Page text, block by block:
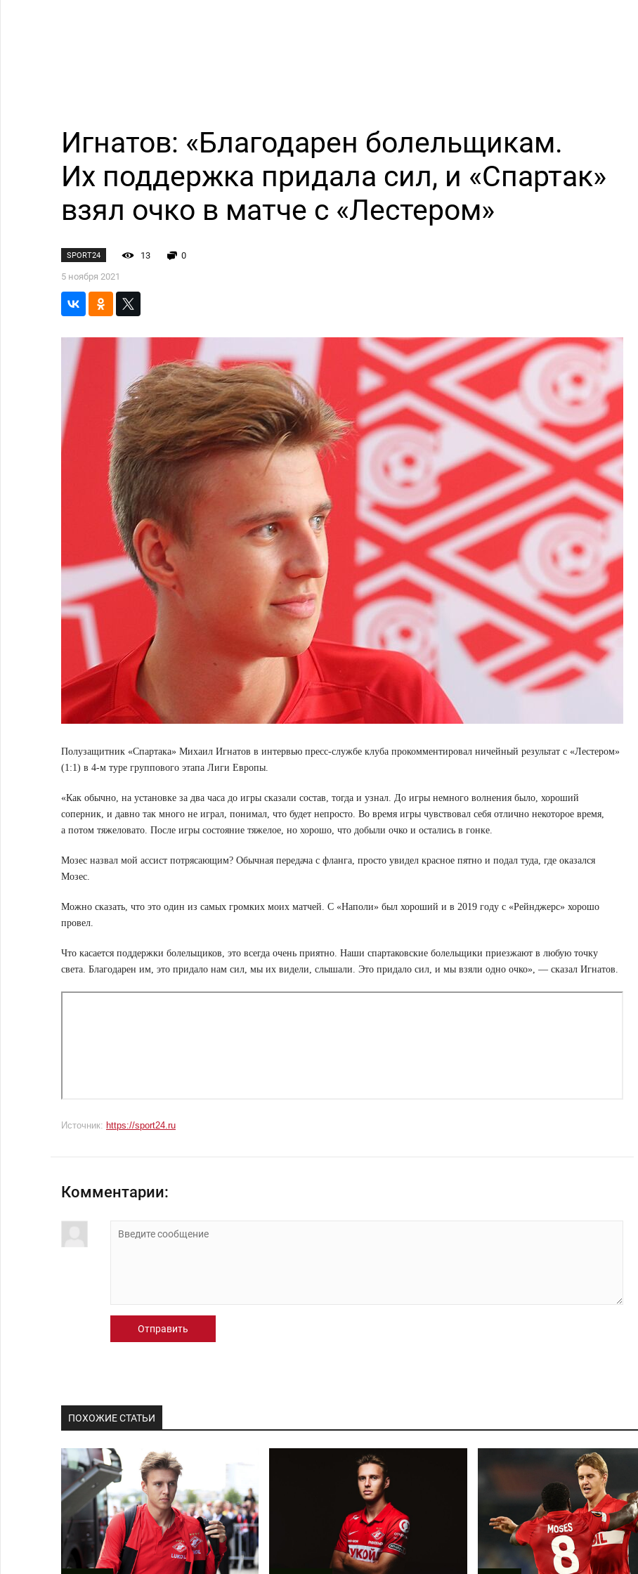
Игнатов: «Благодарен болельщикам.
Их поддержка придала сил, и «Спартак»
взял очко в матче с «Лестером»
SPORT24 13
0
5 ноября 2021
Полузащитник «Спартака» Михаил Игнатов в интервью пресс-службе клуба прокомментировал ничейный результат с «Лестером»
(1:1) в 4-м туре группового этапа Лиги Европы.
«Как обычно, на установке за два часа до игры сказали состав, тогда и узнал. До игры немного волнения было, хороший
соперник, и давно так много не играл, понимал, что будет непросто. Во время игры чувствовал себя отлично некоторое время,
а потом тяжеловато. После игры состояние тяжелое, но хорошо, что добыли очко и остались в гонке.
Мозес назвал мой ассист потрясающим? Обычная передача с фланга, просто увидел красное пятно и подал туда, где оказался
Мозес.
Можно сказать, что это один из самых громких моих матчей. С «Наполи» был хороший и в 2019 году с «Рейнджерс» хорошо
провел.
Что касается поддержки болельщиков, это всегда очень приятно. Наши спартаковские болельщики приезжают в любую точку
света. Благодарен им, это придало нам сил, мы их видели, слышали. Это придало сил, и мы взяли одно очко», — сказал Игнатов.
Источник: https://sport24.ru
Комментарии:
Отправить
ПОХОЖИЕ СТАТЬИ